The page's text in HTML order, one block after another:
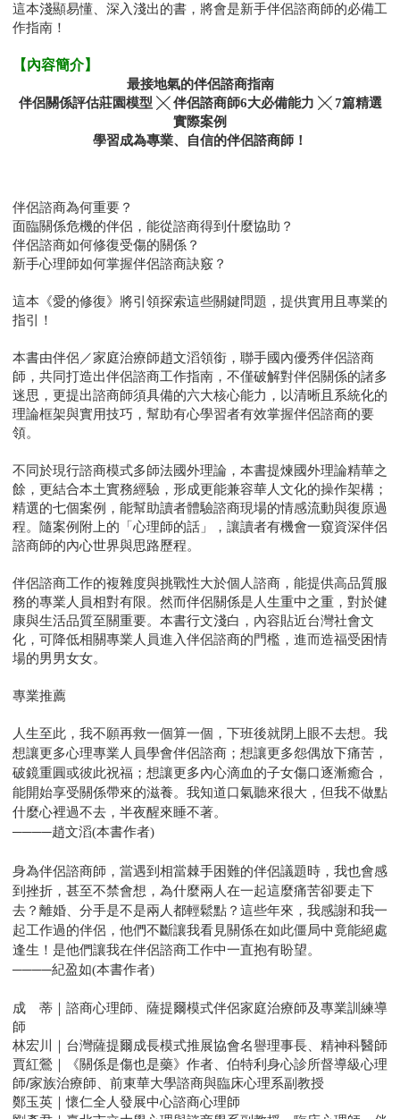
這本淺顯易懂、深入淺出的書，將會是新手伴侶諮商師的必備工
作指南！
【內容簡介】
最接地氣的伴侶諮商指南
伴侶關係評估莊園模型 ╳ 伴侶諮商師6大必備能力 ╳ 7篇精選
實際案例
學習成為專業、自信的伴侶諮商師！
伴侶諮商為何重要？
面臨關係危機的伴侶，能從諮商得到什麼協助？
伴侶諮商如何修復受傷的關係？
新手心理師如何掌握伴侶諮商訣竅？
這本《愛的修復》將引領探索這些關鍵問題，提供實用且專業的
指引！
本書由伴侶／家庭治療師趙文滔領銜，聯手國內優秀伴侶諮商
師，共同打造出伴侶諮商工作指南，不僅破解對伴侶關係的諸多
迷思，更提出諮商師須具備的六大核心能力，以清晰且系統化的
理論框架與實用技巧，幫助有心學習者有效掌握伴侶諮商的要
領。
不同於現行諮商模式多師法國外理論，本書提煉國外理論精華之
餘，更結合本土實務經驗，形成更能兼容華人文化的操作架構；
精選的七個案例，能幫助讀者體驗諮商現場的情感流動與復原過
程。隨案例附上的「心理師的話」，讓讀者有機會一窺資深伴侶
諮商師的內心世界與思路歷程。
伴侶諮商工作的複雜度與挑戰性大於個人諮商，能提供高品質服
務的專業人員相對有限。然而伴侶關係是人生重中之重，對於健
康與生活品質至關重要。本書行文淺白，內容貼近台灣社會文
化，可降低相關專業人員進入伴侶諮商的門檻，進而造福受困情
場的男男女女。
專業推薦
人生至此，我不願再救一個算一個，下班後就閉上眼不去想。我
想讓更多心理專業人員學會伴侶諮商；想讓更多怨偶放下痛苦，
破鏡重圓或彼此祝福；想讓更多內心滴血的子女傷口逐漸癒合，
能開始享受關係帶來的滋養。我知道口氣聽來很大，但我不做點
什麼心裡過不去，半夜醒來睡不著。
────趙文滔(本書作者)
身為伴侶諮商師，當遇到相當棘手困難的伴侶議題時，我也會感
到挫折，甚至不禁會想，為什麼兩人在一起這麼痛苦卻要走下
去？離婚、分手是不是兩人都輕鬆點？這些年來，我感謝和我一
起工作過的伴侶，他們不斷讓我看見關係在如此僵局中竟能絕處
逢生！是他們讓我在伴侶諮商工作中一直抱有盼望。
────紀盈如(本書作者)
成 蒂｜諮商心理師、薩提爾模式伴侶家庭治療師及專業訓練導
師
林宏川｜台灣薩提爾成長模式推展協會名譽理事長、精神科醫師
賈紅鶯｜《關係是傷也是藥》作者、伯特利身心診所督導級心理
師/家族治療師、前東華大學諮商與臨床心理系副教授
鄭玉英｜懷仁全人發展中心諮商心理師